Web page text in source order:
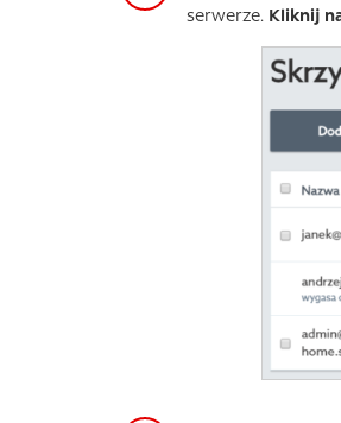
serwerze. Kliknij